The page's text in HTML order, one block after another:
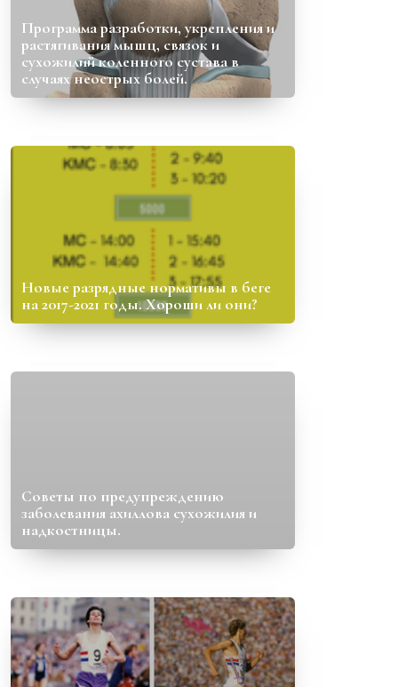
Программа разработки, укрепления и
растягивания мышц, связок и
сухожилий коленного сустава в
случаях неострых болей.
Новые разрядные нормативы в беге
на 2017-2021 годы. Хороши ли они?
Советы по предупреждению
заболевания ахиллова сухожилия и
надкостницы.